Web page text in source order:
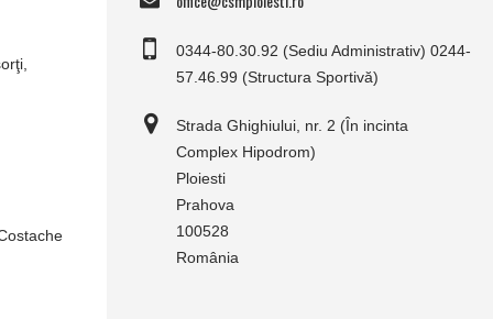
0344-80.30.92 (Sediu Administrativ) 0244-
57.46.99 (Structura Sportivă)
Strada Ghighiului, nr. 2 (În incinta
Complex Hipodrom)
Ploiesti
Prahova
100528
România